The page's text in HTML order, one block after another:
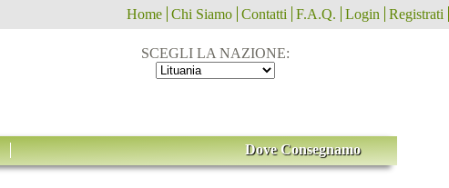
Home Chi Siamo Contatti F.A.Q. Login Registrati
SCEGLI LA NAZIONE:
Dove Consegnamo